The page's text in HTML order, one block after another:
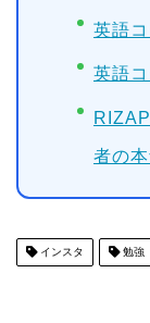
英語
英語
者の本
インスタ 勉強